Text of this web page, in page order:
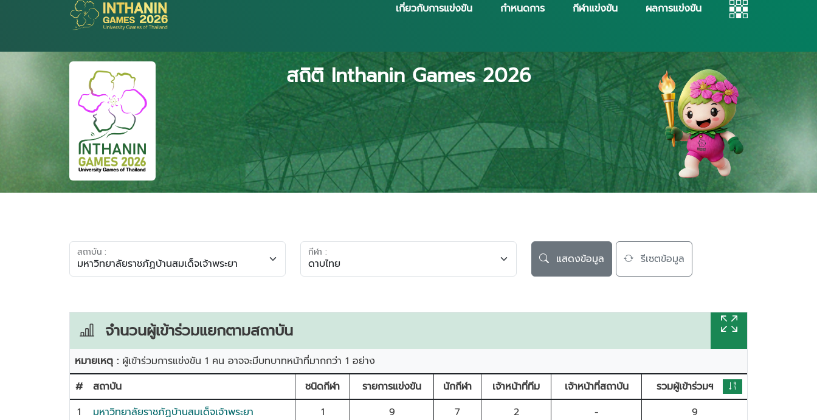
เกี่ยวกับการแข่งขัน กำหนดการ กีฬาแข่งขัน ผลการแข่งขัน
สถิติ Inthanin Games 2026
สถาบัน : กีฬา : แสดงข้อมูล รีเซตข้อมูล
จำนวนผู้เข้าร่วมแยกตามสถาบัน
หมายเหตุ : ผู้เข้าร่วมการแข่งขัน 1 คน อาจจะมีบทบาทหน้าที่มากกว่า 1 อย่าง
#
สถาบัน ชนิดกีฬา รายการแข่งขัน นักกีฬา เจ้าหน้าที่ทีม เจ้าหน้าที่สถาบัน
รวมผู้เข้าร่วมฯ
1
มหาวิทยาลัยราชภัฏบ้านสมเด็จเจ้าพระยา 1 9 7 2 - 9